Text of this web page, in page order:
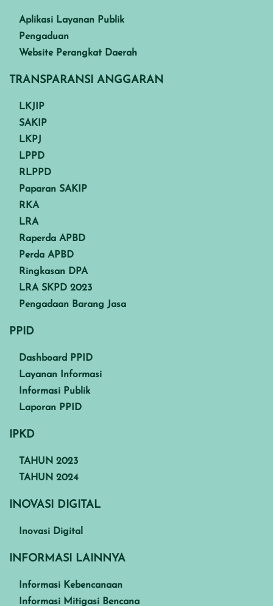
Aplikasi Layanan Publik
Pengaduan
Website Perangkat Daerah
TRANSPARANSI ANGGARAN
LKJIP
SAKIP
LKPJ
LPPD
RLPPD
Paparan SAKIP
RKA
LRA
Raperda APBD
Perda APBD
Ringkasan DPA
LRA SKPD 2023
Pengadaan Barang Jasa
PPID
Dashboard PPID
Layanan Informasi
Informasi Publik
Laporan PPID
IPKD
TAHUN 2023
TAHUN 2024
INOVASI DIGITAL
Inovasi Digital
INFORMASI LAINNYA
Informasi Kebencanaan
Informasi Mitigasi Bencana